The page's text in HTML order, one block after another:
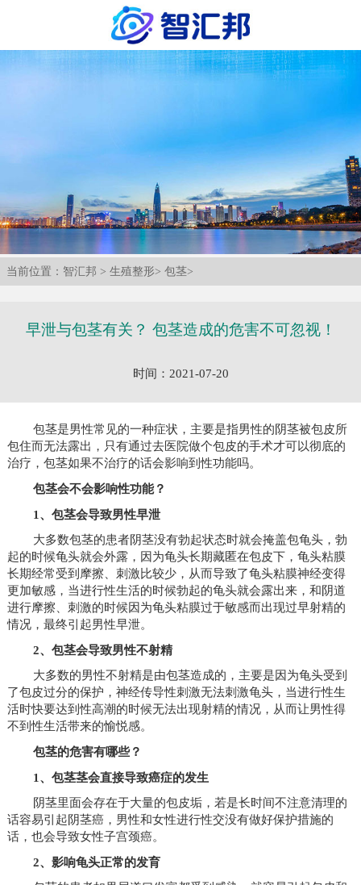
当前位置： 智汇邦 > 生殖整形> 包茎>
早泄与包茎有关？ 包茎造成的危害不可忽视！
时间：2021-07-20
包茎是男性常见的一种症状，主要是指男性的阴茎被包皮所
包住而无法露出，只有通过去医院做个包皮的手术才可以彻底的
治疗，包茎如果不治疗的话会影响到性功能吗。
包茎会不会影响性功能？
1、包茎会导致男性早泄
大多数包茎的患者阴茎没有勃起状态时就会掩盖包龟头，勃
起的时候龟头就会外露，因为龟头长期藏匿在包皮下，龟头粘膜
长期经常受到摩擦、刺激比较少，从而导致了龟头粘膜神经变得
更加敏感，当进行性生活的时候勃起的龟头就会露出来，和阴道
进行摩擦、刺激的时候因为龟头粘膜过于敏感而出现过早射精的
情况，最终引起男性早泄。
2、包茎会导致男性不射精
大多数的男性不射精是由包茎造成的，主要是因为龟头受到
了包皮过分的保护，神经传导性刺激无法刺激龟头，当进行性生
活时快要达到性高潮的时候无法出现射精的情况，从而让男性得
不到性生活带来的愉悦感。
包茎的危害有哪些？
1、包茎茎会直接导致癌症的发生
阴茎里面会存在于大量的包皮垢，若是长时间不注意清理的
话容易引起阴茎癌，男性和女性进行性交没有做好保护措施的
话，也会导致女性子宫颈癌。
2、影响龟头正常的发育